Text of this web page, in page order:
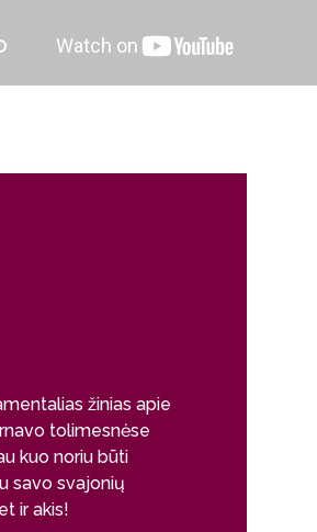
žinias apie
tolimesnėse
kuo noriu būti
savo svajonių
ir akis!